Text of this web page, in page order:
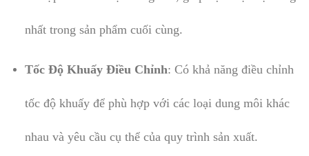
nhất trong sản phẩm cuối cùng.
Tốc Độ Khuấy Điều Chỉnh: Có khả năng điều chỉnh
tốc độ khuấy để phù hợp với các loại dung môi khác
nhau và yêu cầu cụ thể của quy trình sản xuất.